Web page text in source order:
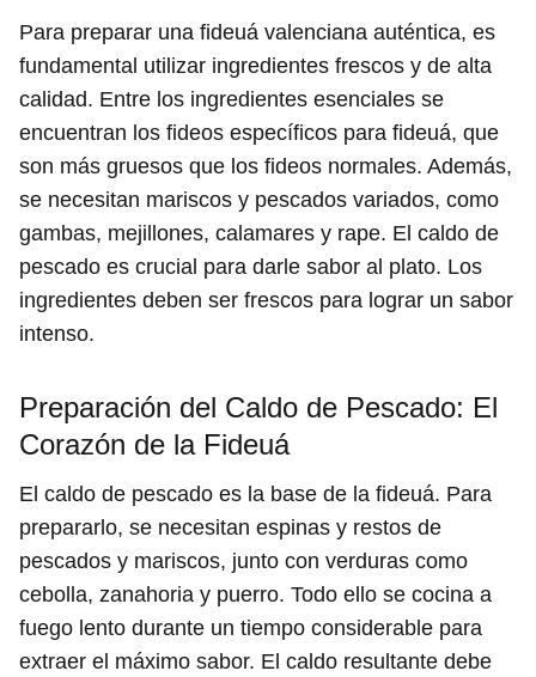
Para preparar una fideuá valenciana auténtica, es
fundamental utilizar ingredientes frescos y de alta
calidad. Entre los ingredientes esenciales se
encuentran los fideos específicos para fideuá, que
son más gruesos que los fideos normales. Además,
se necesitan mariscos y pescados variados, como
gambas, mejillones, calamares y rape. El caldo de
pescado es crucial para darle sabor al plato. Los
ingredientes deben ser frescos para lograr un sabor
intenso.
Preparación del Caldo de Pescado: El
Corazón de la Fideuá
El caldo de pescado es la base de la fideuá. Para
prepararlo, se necesitan espinas y restos de
pescados y mariscos, junto con verduras como
cebolla, zanahoria y puerro. Todo ello se cocina a
fuego lento durante un tiempo considerable para
extraer el máximo sabor. El caldo resultante debe